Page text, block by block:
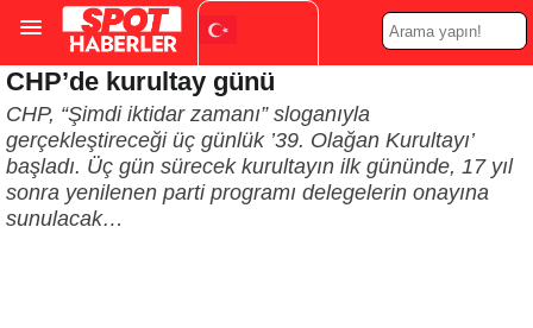
Turkish
CHP’de kurultay günü
CHP, “Şimdi iktidar zamanı” sloganıyla
gerçekleştireceği üç günlük ’39. Olağan Kurultayı’
başladı. Üç gün sürecek kurultayın ilk gününde, 17 yıl
sonra yenilenen parti programı delegelerin onayına
sunulacak…